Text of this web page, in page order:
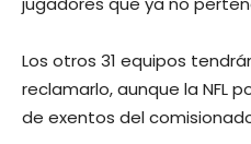
Los otros 31 equipos
reclamarlo, aunque la NFL
de exentos del